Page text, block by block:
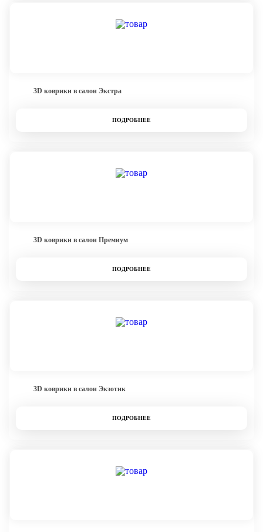
3D коврики в салон Экстра
ПОДРОБНЕЕ
3D коврики в салон Премиум
ПОДРОБНЕЕ
3D коврики в салон Экзотик
ПОДРОБНЕЕ